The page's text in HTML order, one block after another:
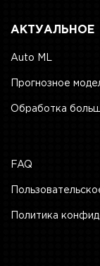
АКТУАЛЬНОЕ
Auto ML
Прогнозное
Обработка
FAQ
Политика